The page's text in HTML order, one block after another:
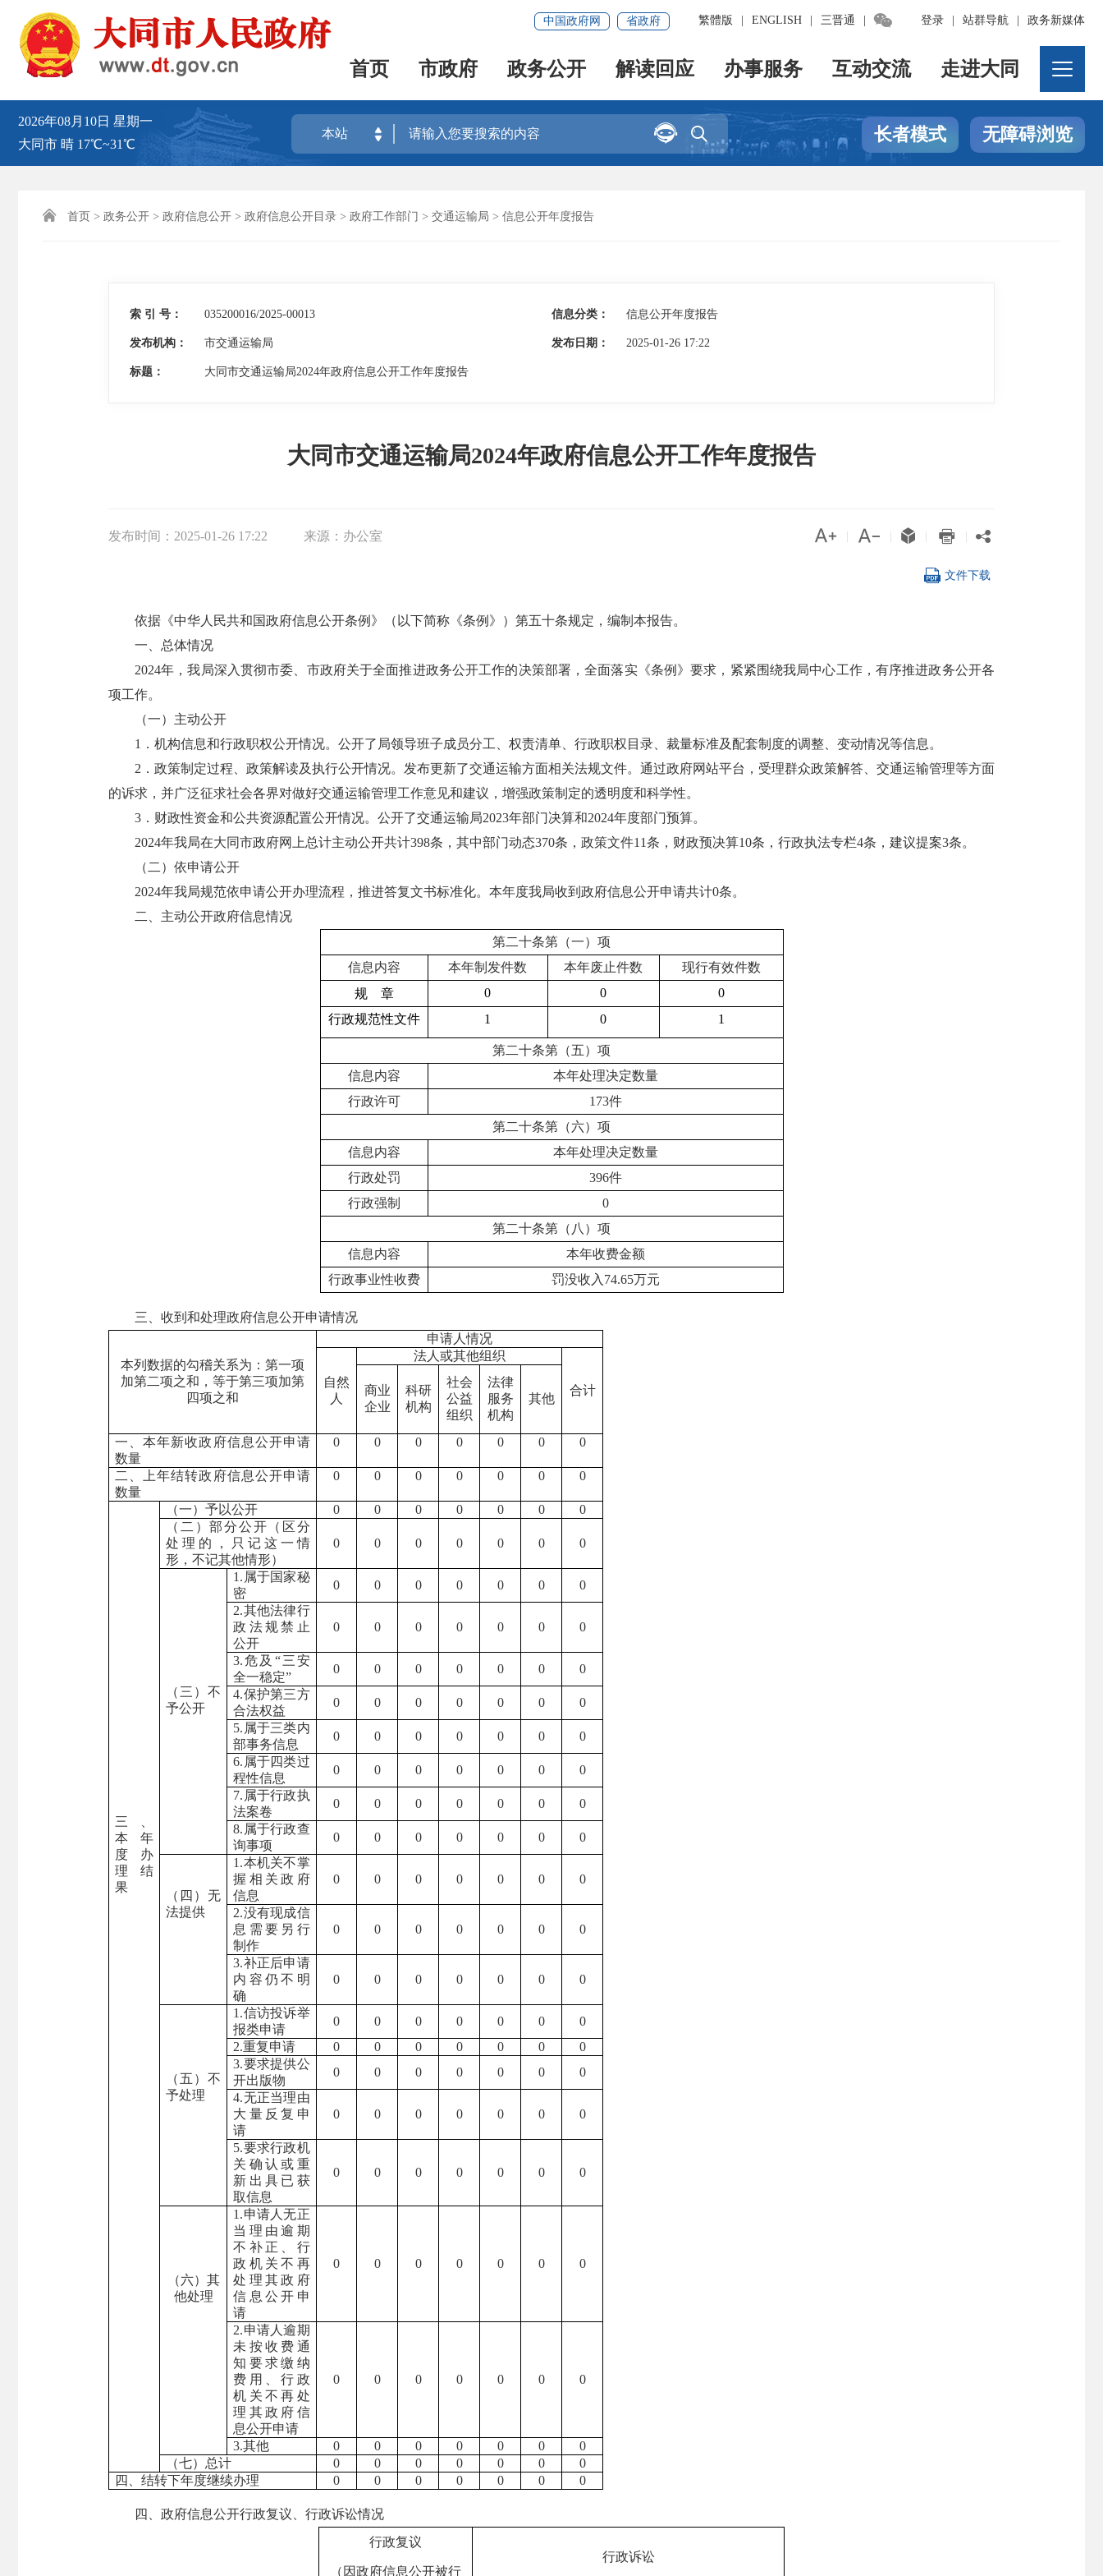
登录 站群导航 政务新媒体
繁體版 ENGLISH 三晋通 
中国政府网 省政府
首页 市政府 政务公开 解读回应 办事服务 互动交流 走进大同
2026年08月10日 星期一
大同市 晴 17℃~31℃
本站 
 长者模式 无障碍浏览
 首页 > 政务公开 > 政府信息公开 > 政府信息公开目录 > 政府工作部门 > 交通运输局 > 信息公开年度报告
索 引 号： 035200016/2025-00013 信息分类： 信息公开年度报告
发布机构： 市交通运输局 发布日期： 2025-01-26 17:22
标题： 大同市交通运输局2024年政府信息公开工作年度报告
大同市交通运输局2024年政府信息公开工作年度报告
发布时间： 2025-01-26 17:22 来源： 办公室     
 文件下载
依据《中华人民共和国政府信息公开条例》（以下简称《条例》）第五十条规定，编制本报告。
一、总体情况
2024年，我局深入贯彻市委、市政府关于全面推进政务公开工作的决策部署，全面落实《条例》要求，紧紧围绕我局中心工作，有序推进政务公开各
项工作。
（一）主动公开
1．机构信息和行政职权公开情况。公开了局领导班子成员分工、权责清单、行政职权目录、裁量标准及配套制度的调整、变动情况等信息。
2．政策制定过程、政策解读及执行公开情况。发布更新了交通运输方面相关法规文件。通过政府网站平台，受理群众政策解答、交通运输管理等方面
的诉求，并广泛征求社会各界对做好交通运输管理工作意见和建议，增强政策制定的透明度和科学性。
3．财政性资金和公共资源配置公开情况。公开了交通运输局2023年部门决算和2024年度部门预算。
2024年我局在大同市政府网上总计主动公开共计398条，其中部门动态370条，政策文件11条，财政预决算10条，行政执法专栏4条，建议提案3条。
（二）依申请公开
2024年我局规范依申请公开办理流程，推进答复文书标准化。本年度我局收到政府信息公开申请共计0条。
二、主动公开政府信息情况
第二十条第（一）项
信息内容
本年制发件数 本年废止件数
现行有效件数
规 章
0 0
0
行政规范性文件 1 0 1
第二十条第（五）项
信息内容
本年处理决定数量
行政许可
173件
第二十条第（六）项
信息内容
本年处理决定数量
行政处罚
396件
行政强制
0
第二十条第（八）项
信息内容
本年收费金额
行政事业性收费
罚没收入 74.65万元
三、收到和处理政府信息公开申请情况
本列数据的勾稽关系为：第一项
加第二项之和，等于第三项加第
四项之和
申请人情况
自然
人
法人或其他组织
合计
商业
企业
科研
机构
社会
公益
组织
法律
服务
机构
其他
一、本年新收政府信息公开申请
数量
0 0 0 0 0 0 0
二、上年结转政府信息公开申请
数量
0 0 0 0 0 0 0
三、
本年
度办
理结
果
（一）予以公开 0 0 0 0 0 0
0
（二）部分公开（区分
处理的，只记这一情
形，不记其他情形）
0 0 0 0 0 0 0
（三） 不
予公开
1.属于国家秘
密
0 0 0 0 0 0
0
2.其他法律行
政法规禁止
公开
0 0 0 0 0 0 0
3.危及“三安
全一稳定”
0 0 0 0 0 0
0
4.保护第三方
合法权益
0 0 0 0 0 0
0
5.属于三类内
部事务信息
0 0 0 0 0 0
0
6.属于四类过
程性信息
0 0 0 0 0 0
0
7.属于行政执
法案卷
0 0 0 0 0 0
0
8.属于行政查
询事项
0 0 0 0 0 0 0
（四）无
法提供
1.本机关不掌
握相关政府
信息
0 0 0 0 0 0 0
2.没有现成信
息需要另行
制作
0 0 0 0 0 0 0
3.补正后申请
内容仍不明
确
0 0 0 0 0 0 0
（五）不
予处理
1.信访投诉举
报类申请
0 0 0 0 0 0
0
2.重复申请
0 0 0 0 0 0
0
3.要求提供公
开出版物
0 0 0 0 0 0
0
4.无正当理由
大量反复申
请
0 0 0 0 0 0 0
5.要求行政机
关确认或重
新出具已获
取信息
0 0 0 0 0 0 0
（六）其
他处理
1.申请人无正
当理由逾期
不补正、行
政机关不再
处理其政府
信息公开申
请
0 0 0 0 0 0 0
2.申请人逾期
未按收费通
知要求缴纳
费用、行政
机关不再处
理其政府信
息公开申请
0 0 0 0 0 0 0
3.其他 0 0 0 0 0 0
0
（七）总计
0 0 0 0 0 0
0
四、结转下年度继续办理
0 0 0 0 0 0 0
四、政府信息公开行政复议、行政诉讼情况
行政复议
（因政府信息公开被行
行政诉讼